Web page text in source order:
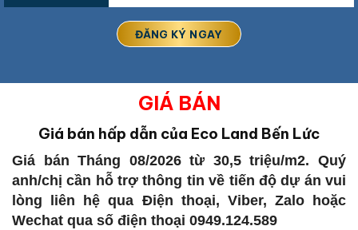
GIÁ BÁN
Giá bán hấp dẫn của Eco Land Bến Lức
Giá bán Tháng 08/2026 từ 30,5 triệu/m2. Quý
anh/chị cần hỗ trợ thông tin về tiến độ dự án vui
lòng liên hệ qua Điện thoại, Viber, Zalo hoặc
Wechat qua số điện thoại 0949.124.589